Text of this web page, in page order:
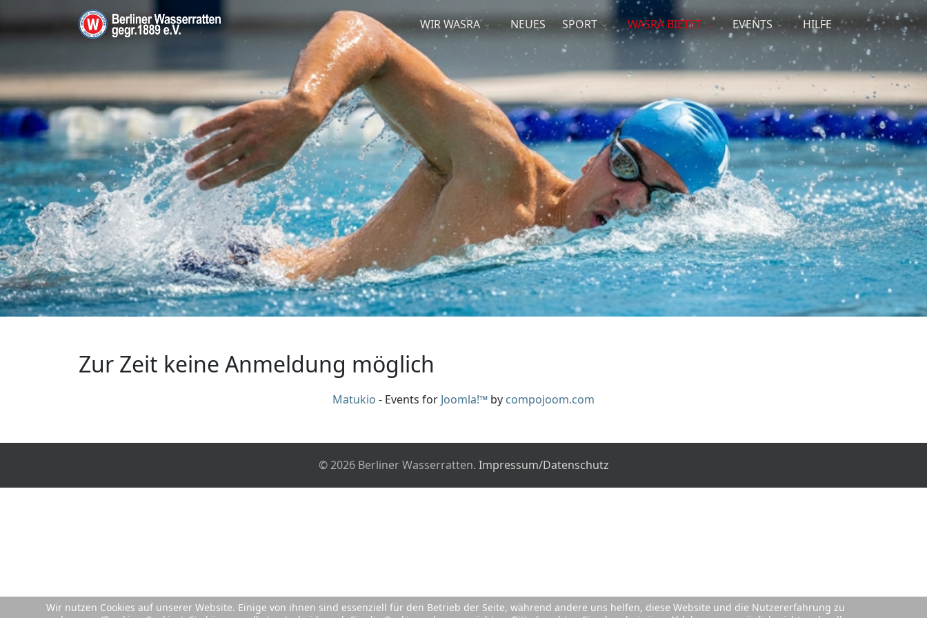
WIR WASRA NEUES SPORT WASRA BIETET EVENTS HILFE
Zur Zeit keine Anmeldung möglich
Matukio - Events for Joomla!™ by compojoom.com
© 2026 Berliner Wasserratten. Impressum/Datenschutz
Wir nutzen Cookies auf unserer Website. Einige von ihnen sind essenziell für den Betrieb der Seite, während andere uns helfen, diese Website und die Nutzererfahrung zu